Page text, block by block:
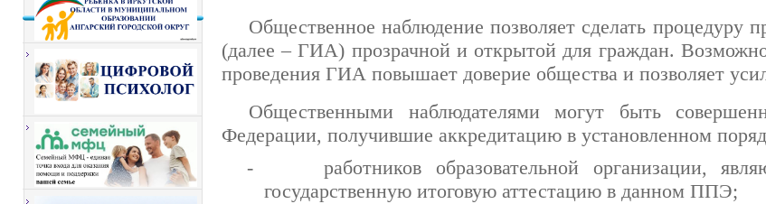
Общественное наблюдение позволяет сделать процедуру
(далее – ГИА) прозрачной и открытой для граждан.
проведения ГИА повышает доверие общества и позволяет
Общественными наблюдателями могут быть
Федерации, получившие аккредитацию в установленном
-
работников образовательной организации,
государственную итоговую аттестацию в данном ППЭ;